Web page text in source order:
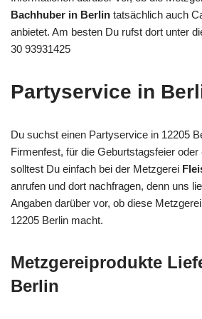
Bachhuber in Berlin tatsächlich auch
anbietet. Am besten Du rufst dort unter
30 93931425
Partyservice in
Du suchst einen Partyservice in 12205
Firmenfest, für die Geburtstagsfeier
solltest Du einfach bei der Metzgerei
anrufen und dort nachfragen, denn uns
Angaben darüber vor, ob diese
12205 Berlin macht.
Metzgereiprodukte
Berlin